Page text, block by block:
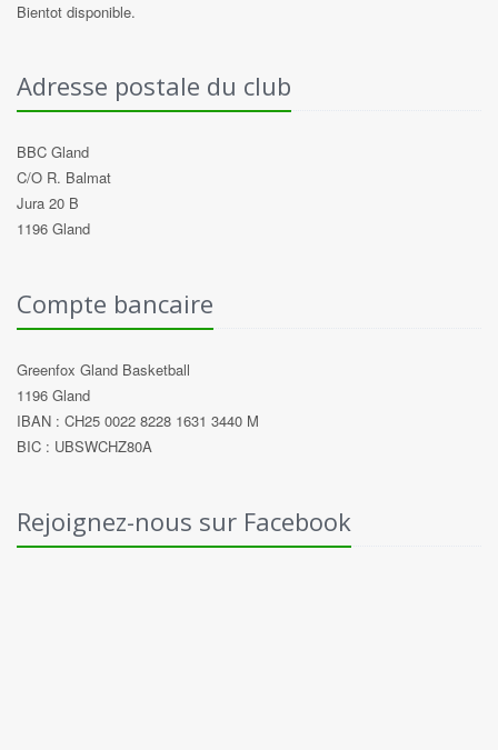
Bientot disponible.
Adresse postale du club
BBC Gland
C/O R. Balmat
Jura 20 B
1196 Gland
Compte bancaire
Greenfox Gland Basketball
1196 Gland
IBAN : CH25 0022 8228 1631 3440 M
BIC : UBSWCHZ80A
Rejoignez-nous sur Facebook